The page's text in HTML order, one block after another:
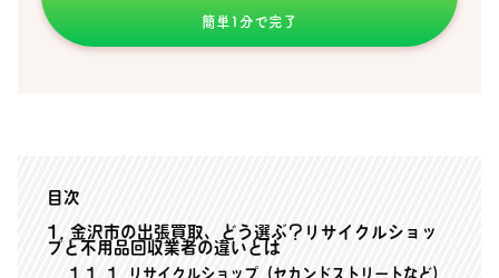
簡単1分で完了
目次
1
金沢市の出張買取、どう選ぶ？リサイクルショッ
プと不用品回収業者の違いとは
1.1
1. リサイクルショップ（セカンドストリートなど）